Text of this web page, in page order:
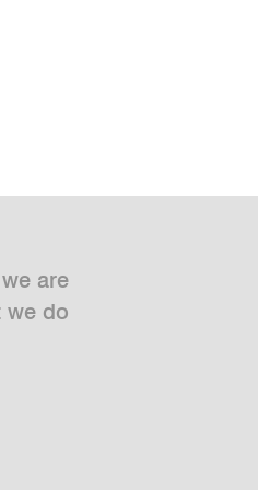
are
we do